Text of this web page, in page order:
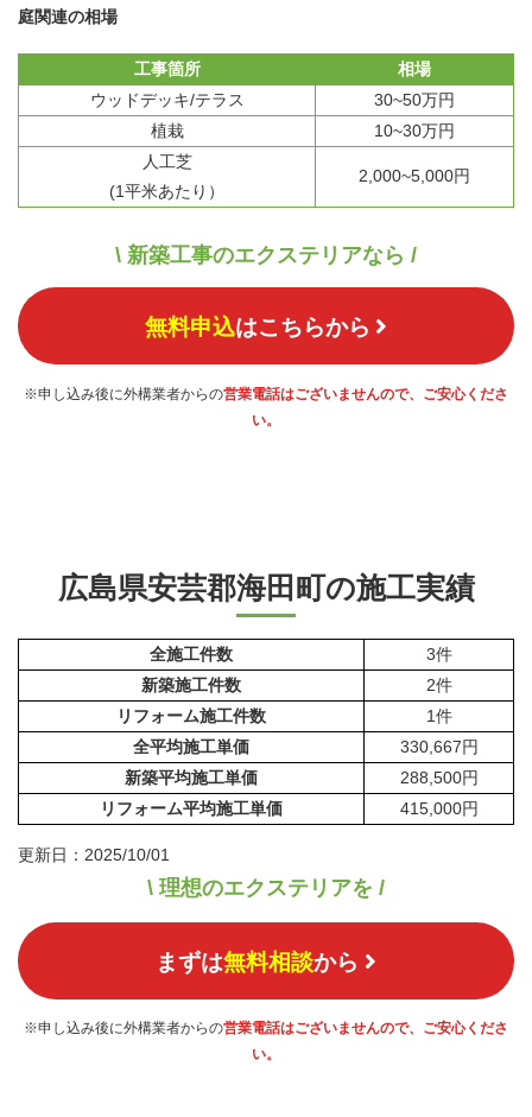
庭関連の相場
工事箇所
相場
ウッドデッキ/テラス
30~50万円
植栽
10~30万円
人工芝
(1平米あたり）
2,000~5,000円
\ 新築工事のエクステリアなら /
無料申込はこちらから
※申し込み後に外構業者からの営業電話はございませんので、ご安心くださ
い。
広島県安芸郡海田町の施工実績
全施工件数
3件
新築施工件数
2件
リフォーム施工件数
1件
全平均施工単価
330,667円
新築平均施工単価
288,500円
リフォーム平均施工単価
415,000円
更新日：2025/10/01
\ 理想のエクステリアを /
まずは無料相談から
※申し込み後に外構業者からの営業電話はございませんので、ご安心くださ
い。